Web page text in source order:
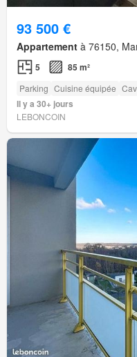
93 500 €
Appartement à 76150,
5 85 m²
Parking Cuisine équipée
Il y a 30+ jours
LEBONCOIN